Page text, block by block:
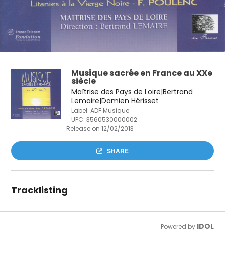
Musique sacrée en France au XXe
siècle
Maîtrise des Pays de Loire|Bertrand
Lemaire|Damien Hérisset
Label: ADF Musique
UPC:3560530000002
Release on 12/02/2013
SHARE
Tracklisting
Powered by IDOL